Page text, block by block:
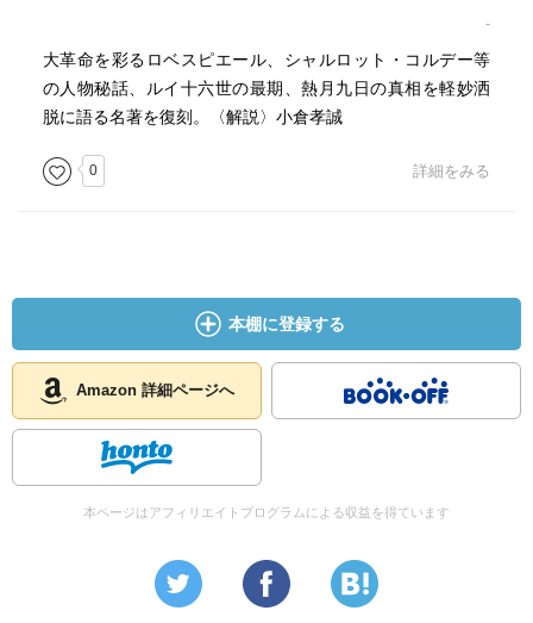
-
大革命を彩るロベスピエール、シャルロット・コルデー等
の人物秘話、ルイ十六世の最期、熱月九日の真相を軽妙洒
脱に語る名著を復刻。〈解説〉小倉孝誠
0 詳細をみる
本棚に登録する
Amazon 詳細ページへ
本ページはアフィリエイトプログラムによる収益を得ています